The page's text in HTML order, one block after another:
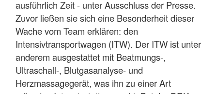
ausführlich Zeit - unter Ausschluss der Presse.
Zuvor ließen sie sich eine Besonderheit dieser
Wache vom Team erklären: den
Intensivtransportwagen (ITW). Der ITW ist unter
anderem ausgestattet mit Beatmungs-,
Ultraschall-, Blutgasanalyse- und
Herzmassagegerät, was ihn zu einer Art